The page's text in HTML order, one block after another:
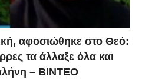
αφοσιώθηκε στο Θεό:
τα άλλαξε όλα και
– ΒΙΝΤΕΟ